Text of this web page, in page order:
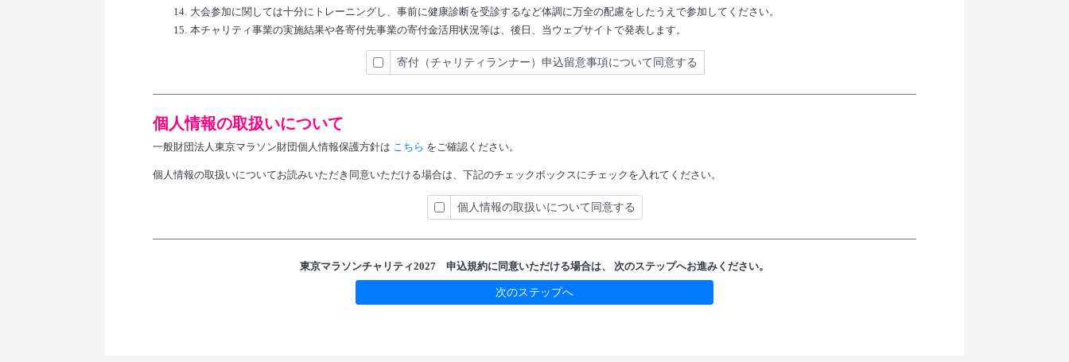
14. 大会参加に関しては十分にトレーニングし、事前に健康診断を受診するなど体調に万全の配慮をしたうえで参加してください。
15. 本チャリティ事業の実施結果や各寄付先事業の寄付金活用状況等は、後日、当ウェブサイトで発表します。
寄付（チャリティランナー）申込留意事項について同意する
個人情報の取扱いについて
一般財団法人東京マラソン財団個人情報保護方針は こちら をご確認ください。
個人情報の取扱いについてお読みいただき同意いただける場合は、下記のチェックボックスにチェックを入れてください。
個人情報の取扱いについて同意する
東京マラソンチャリティ2027 申込規約に同意いただける場合は、 次のステップへお進みください。